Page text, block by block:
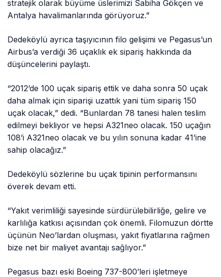
stratejik olarak büyüme üslerimizi Sabiha Gökçen ve
Antalya havalimanlarında görüyoruz.”
Dedeköylü ayrıca taşıyıcının filo gelişimi ve Pegasus’un
Airbus’a verdiği 36 uçaklık ek sipariş hakkında da
düşüncelerini paylaştı.
“2012’de 100 uçak sipariş ettik ve daha sonra 50 uçak
daha almak için siparişi uzattık yani tüm sipariş 150
uçak olacak,” dedi. “Bunlardan 78 tanesi halen teslim
edilmeyi bekliyor ve hepsi A321neo olacak. 150 uçağın
108’i A321neo olacak ve bu yılın sonuna kadar 41’ine
sahip olacağız.”
Dedeköylü sözlerine bu uçak tipinin performansını
överek devam etti.
“Yakıt verimliliği sayesinde sürdürülebilirliğe, gelire ve
karlılığa katkısı açısından çok önemli. Filomuzun dörtte
üçünün Neo’lardan oluşması, yakıt fiyatlarına rağmen
bize net bir maliyet avantajı sağlıyor.”
Pegasus bazı eski Boeing 737-800’leri işletmeye